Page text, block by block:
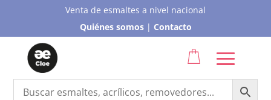
Venta de esmaltes a nivel nacional
Quiénes somos| Contacto